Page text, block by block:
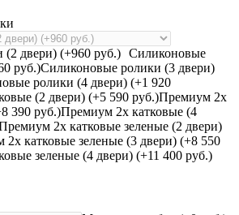
двери) (+960 руб.) Силиконовые
руб.)Силиконовые ролики (3 двери)
ролики (4 двери) (+1 920
(2 двери) (+5 590 руб.)Премиум 2х
390 руб.)Премиум 2х катковые (4
2х катковые зеленые (2 двери)
катковые зеленые (3 двери) (+8 550
зеленые (4 двери) (+11 400 руб.)